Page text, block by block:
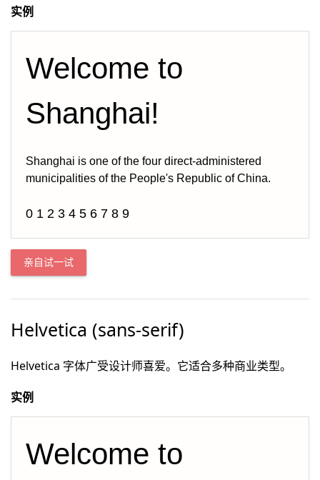
实例
Welcome to
Shanghai!
Shanghai is one of the four direct-administered
municipalities of the People's Republic of China.
0 1 2 3 4 5 6 7 8 9
亲自试一试
Helvetica (sans-serif)
Helvetica 字体广受设计师喜爱。它适合多种商业类型。
实例
Welcome to